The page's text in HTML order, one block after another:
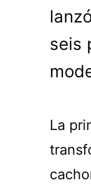
seis
La